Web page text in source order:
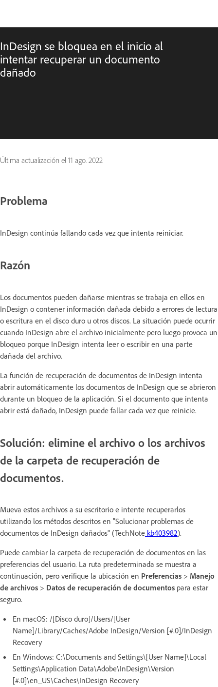
InDesign se bloquea en el inicio al
intentar recuperar un documento
dañado
Última actualización el 11 ago. 2022
Problema
InDesign continúa fallando cada vez que intenta reiniciar.
Razón
Los documentos pueden dañarse mientras se trabaja en ellos en
InDesign o contener información dañada debido a errores de lectura
o escritura en el disco duro u otros discos. La situación puede ocurrir
cuando InDesign abre el archivo inicialmente pero luego provoca un
bloqueo porque InDesign intenta leer o escribir en una parte
dañada del archivo.
La función de recuperación de documentos de InDesign intenta
abrir automáticamente los documentos de InDesign que se abrieron
durante un bloqueo de la aplicación. Si el documento que intenta
abrir está dañado, InDesign puede fallar cada vez que reinicie.
Solución: elimine el archivo o los archivos
de la carpeta de recuperación de
documentos.
Mueva estos archivos a su escritorio e intente recuperarlos
utilizando los métodos descritos en "Solucionar problemas de
documentos de InDesign dañados" (TechNote kb403982).
Puede cambiar la carpeta de recuperación de documentos en las
preferencias del usuario. La ruta predeterminada se muestra a
continuación, pero verifique la ubicación en Preferencias > Manejo
de archivos > Datos de recuperación de documentos para estar
seguro.
En macOS: /[Disco duro]/Users/[User
Name]/Library/Caches/Adobe InDesign/Version [#.0]/InDesign
Recovery
En Windows: C:\Documents and Settings\[User Name]\Local
Settings\Application Data\Adobe\InDesign\Version
[#.0]\en_US\Caches\InDesign Recovery